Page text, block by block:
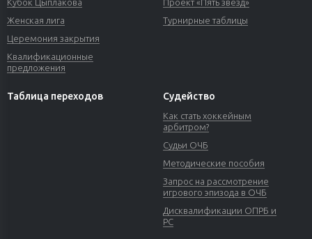
Женская лига
Церемония закрытия
Квалификационные
предложения
Турнирные таблицы
Таблица переходов Судейство
Как стать хоккейным
арбитром?
Судьи ОЧБ
Методические пособия
Запрос на рассмотрение
игрового эпизода в ОЧБ
Дисквалификации ОПРБ и
РС